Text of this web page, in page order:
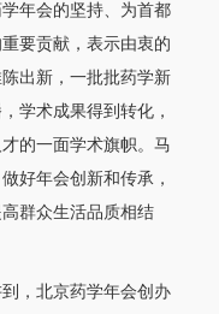
年会的坚持、为首都
要贡献，表示由衷的
出新，一批批药学新
学术成果得到转化，
的一面学术旗帜。马
好年会创新和传承，
群众生活品质相结
，北京药学年会创办